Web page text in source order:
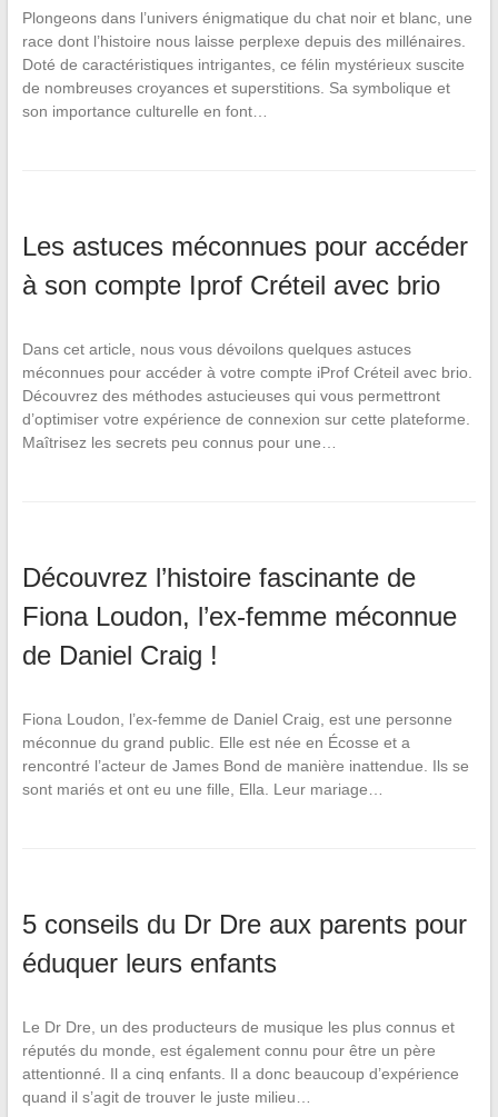
Plongeons dans l’univers énigmatique du chat noir et blanc, une
race dont l’histoire nous laisse perplexe depuis des millénaires.
Doté de caractéristiques intrigantes, ce félin mystérieux suscite
de nombreuses croyances et superstitions. Sa symbolique et
son importance culturelle en font…
Les astuces méconnues pour accéder
à son compte Iprof Créteil avec brio
Dans cet article, nous vous dévoilons quelques astuces
méconnues pour accéder à votre compte iProf Créteil avec brio.
Découvrez des méthodes astucieuses qui vous permettront
d’optimiser votre expérience de connexion sur cette plateforme.
Maîtrisez les secrets peu connus pour une…
Découvrez l’histoire fascinante de
Fiona Loudon, l’ex-femme méconnue
de Daniel Craig !
Fiona Loudon, l’ex-femme de Daniel Craig, est une personne
méconnue du grand public. Elle est née en Écosse et a
rencontré l’acteur de James Bond de manière inattendue. Ils se
sont mariés et ont eu une fille, Ella. Leur mariage…
5 conseils du Dr Dre aux parents pour
éduquer leurs enfants
Le Dr Dre, un des producteurs de musique les plus connus et
réputés du monde, est également connu pour être un père
attentionné. Il a cinq enfants. Il a donc beaucoup d’expérience
quand il s’agit de trouver le juste milieu…